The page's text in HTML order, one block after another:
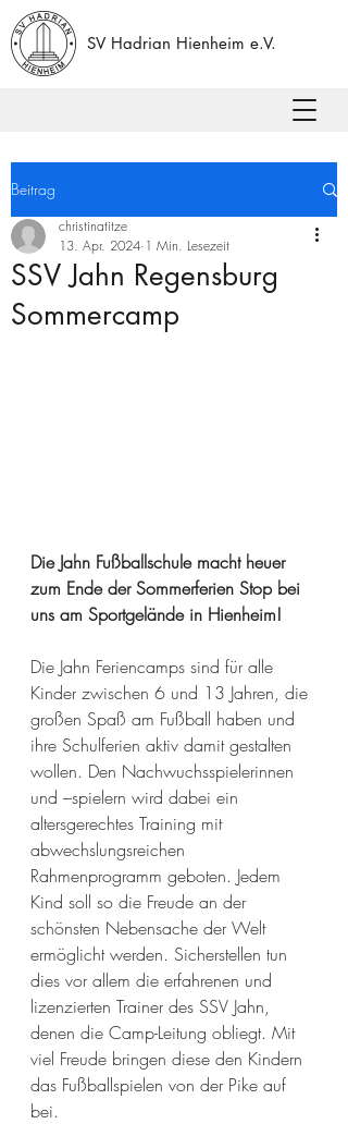
SV Hadrian Hienheim e.V.
Beitrag
SSV Jahn Regensburg
Sommercamp
christinatitze
13. Apr. 2024 1 Min. Lesezeit
Die Jahn Fußballschule macht heuer
zum Ende der Sommerferien Stop bei
uns am Sportgelände in Hienheim!
Die Jahn Feriencamps sind für alle
Kinder zwischen 6 und 13 Jahren, die
großen Spaß am Fußball haben und
ihre Schulferien aktiv damit gestalten
wollen. Den Nachwuchsspielerinnen
und –spielern wird dabei ein
altersgerechtes Training mit
abwechslungsreichen
Rahmenprogramm geboten. Jedem
Kind soll so die Freude an der
schönsten Nebensache der Welt
ermöglicht werden. Sicherstellen tun
dies vor allem die erfahrenen und
lizenzierten Trainer des SSV Jahn,
denen die Camp-Leitung obliegt. Mit
viel Freude bringen diese den Kindern
das Fußballspielen von der Pike auf
bei.